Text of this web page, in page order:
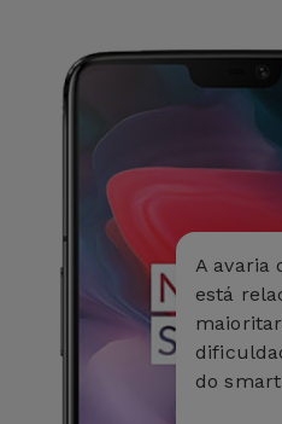
A avaria
está
do